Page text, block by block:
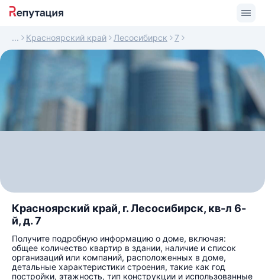
Красноярский край Лесосибирск 7
Красноярский край, г. Лесосибирск, кв-л 6-
й, д. 7
Получите подробную информацию о доме, включая:
общее количество квартир в здании, наличие и список
организаций или компаний, расположенных в доме,
детальные характеристики строения, такие как год
постройки, этажность, тип конструкции и использованные